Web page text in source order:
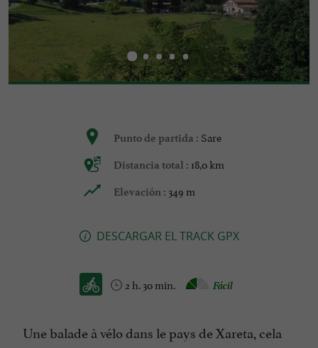
Punto de partida : Sare
Distancia total : 18,0 km
Elevación : 349 m
DESCARGAR EL TRACK GPX
2 h. 30 min. Fácil
Une balade à vélo dans le pays de Xareta, cela